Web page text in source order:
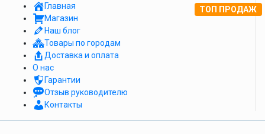
Главная
Магазин
Наш блог
Товары по городам
Доставка и оплата
О нас
Гарантии
Отзыв руководителю
Контакты
АКЦИЯ! ТОП ПРОДАЖ